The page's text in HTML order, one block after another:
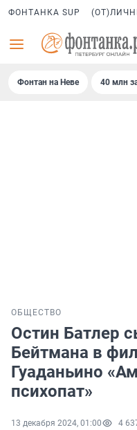
ФОНТАНКА SUP
Фонтан на Неве 40 млн
ОБЩЕСТВО
Остин Батлер
Бейтмана в
Гуаданьино
психопат»
13 декабря 2024, 01:00 4